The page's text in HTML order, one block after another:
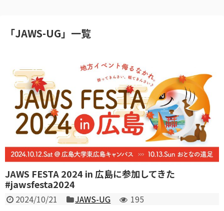
「JAWS-UG」 一覧
JAWS FESTA 2024 in 広島に参加してきた
#jawsfesta2024
2024/10/21 JAWS-UG 195